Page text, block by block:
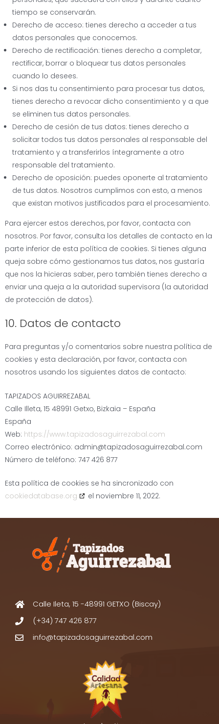
tiempo se conservarán.
Derecho de acceso: tienes derecho a acceder a tus
datos personales que conocemos.
Derecho de rectificación: tienes derecho a completar,
rectificar, borrar o bloquear tus datos personales
cuando lo desees.
Si nos das tu consentimiento para procesar tus datos,
tienes derecho a revocar dicho consentimiento y a que
se eliminen tus datos personales.
Derecho de cesión de tus datos: tienes derecho a
solicitar todos tus datos personales al responsable del
tratamiento y a transferirlos íntegramente a otro
responsable del tratamiento.
Derecho de oposición: puedes oponerte al tratamiento
de tus datos. Nosotros cumplimos con esto, a menos
que existan motivos justificados para el procesamiento.
Para ejercer estos derechos, por favor, contacta con
nosotros. Por favor, consulta los detalles de contacto en la
parte inferior de esta política de cookies. Si tienes alguna
queja sobre cómo gestionamos tus datos, nos gustaría
que nos la hicieras saber, pero también tienes derecho a
enviar una queja a la autoridad supervisora (la autoridad
de protección de datos).
10. Datos de contacto
Para preguntas y/o comentarios sobre nuestra política de
cookies y esta declaración, por favor, contacta con
nosotros usando los siguientes datos de contacto:
TAPIZADOS AGUIRREZABAL
Calle Illeta, 15 48991 Getxo, Bizkaia – España
España
Web: https://www.tapizadosaguirrezabal.com
Correo electrónico: admin@tapizadosaguirrezabal.com
Número de teléfono: 747 426 877
Esta política de cookies se ha sincronizado con
cookiedatabase.org
el noviembre 11, 2022.
Calle Ileta, 15 -48991 GETXO (Biscay)
(+34) 747 426 877
info@tapizadosaguirrezabal.com